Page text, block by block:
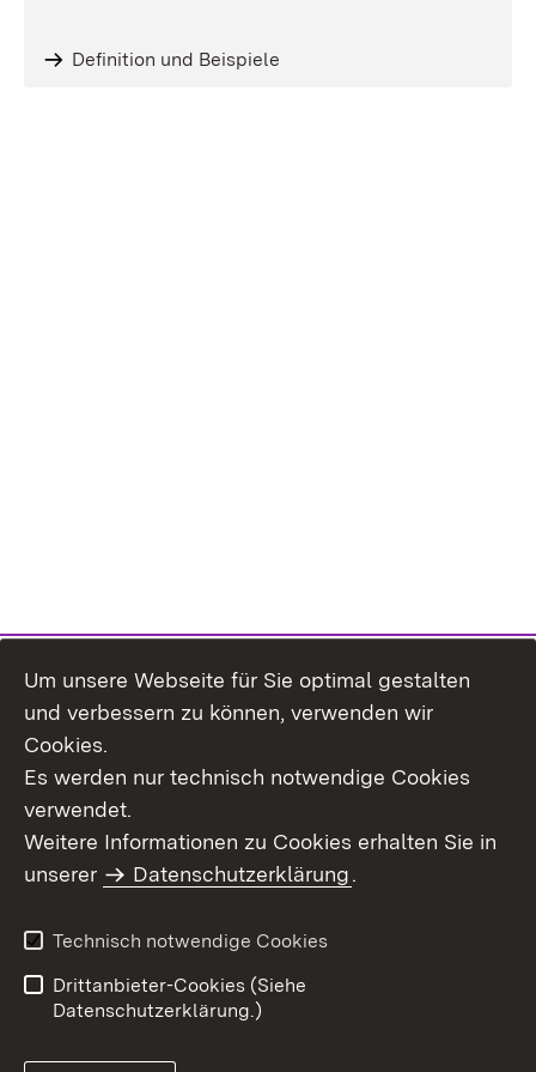
Definition und Beispiele
Themenübersicht
Barrierefreiheit
Um unsere Webseite für Sie optimal gestalten
und verbessern zu können, verwenden wir
Cookies.
Es werden nur technisch notwendige Cookies
verwendet.
Weitere Informationen zu Cookies erhalten Sie in
unserer
Datenschutzerklärung.
Technisch notwendige Cookies
Drittanbieter-Cookies (Siehe
Datenschutzerklärung.)